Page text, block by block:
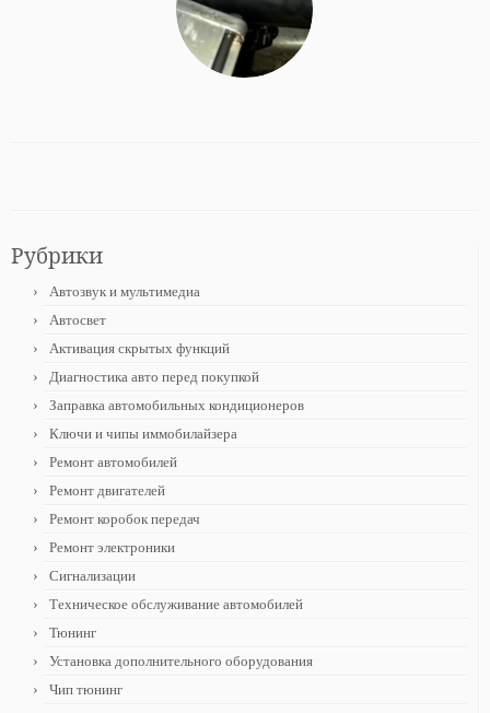
Рубрики
Автозвук и мультимедиа
Автосвет
Активация скрытых функций
Диагностика авто перед покупкой
Заправка автомобильных кондиционеров
Ключи и чипы иммобилайзера
Ремонт автомобилей
Ремонт двигателей
Ремонт коробок передач
Ремонт электроники
Сигнализации
Техническое обслуживание автомобилей
Тюнинг
Установка дополнительного оборудования
Чип тюнинг